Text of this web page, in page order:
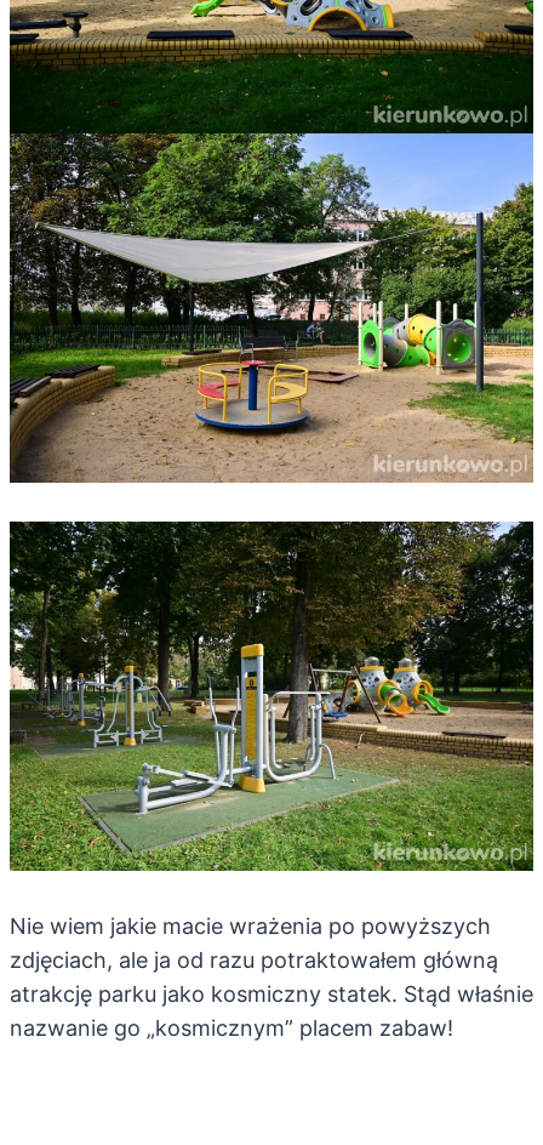
Nie wiem jakie macie wrażenia po powyższych
zdjęciach, ale ja od razu potraktowałem główną
atrakcję parku jako kosmiczny statek. Stąd właśnie
nazwanie go „kosmicznym” placem zabaw!